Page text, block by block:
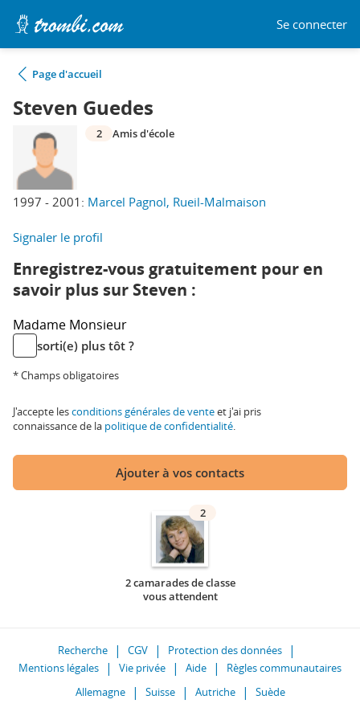
Se connecter
Page d'accueil
Steven Guedes
1997 - 2001: Marcel Pagnol, Rueil-Malmaison
2 Amis d'école
Signaler le profil
Enregistrez-vous gratuitement pour en
savoir plus sur Steven :
Madame Monsieur
sorti(e) plus tôt ?
* Champs obligatoires
J'accepte lesconditions générales de venteet j'ai pris
connaissance de la politique de confidentialité.
Ajouter à vos contacts
2
2 camarades de classe
vous attendent
Recherche CGV
Protection des données
Mentions légales
Vie privée Aide
Règles communautaires
Allemagne
Suisse Autriche Suède